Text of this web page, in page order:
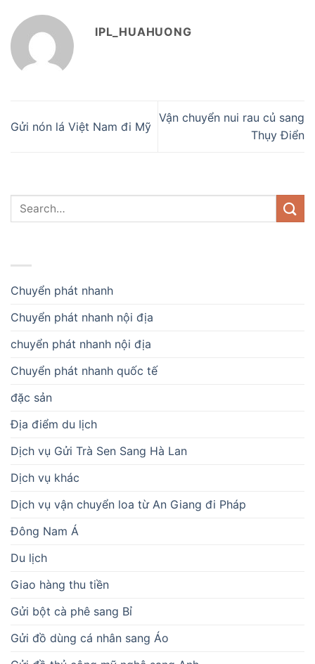
IPL_HUAHUONG
Gửi nón lá Việt Nam đi Mỹ
Vận chuyển nui rau củ sang
Thụy Điển
Chuyển phát nhanh
Chuyển phát nhanh nội địa
chuyển phát nhanh nội địa
Chuyển phát nhanh quốc tế
đặc sản
Địa điểm du lịch
Dịch vụ Gửi Trà Sen Sang Hà Lan
Dịch vụ khác
Dịch vụ vận chuyển loa từ An Giang đi Pháp
Đông Nam Á
Du lịch
Giao hàng thu tiền
Gửi bột cà phê sang Bỉ
Gửi đồ dùng cá nhân sang Áo